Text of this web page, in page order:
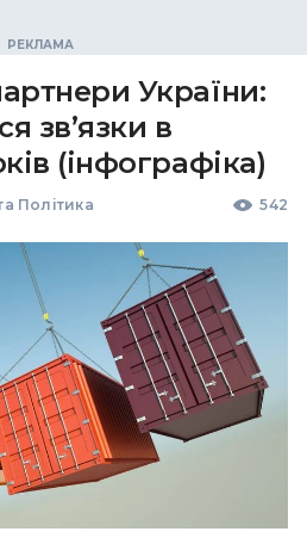
України:
зв’язки в
(інфографіка)
Політика 542